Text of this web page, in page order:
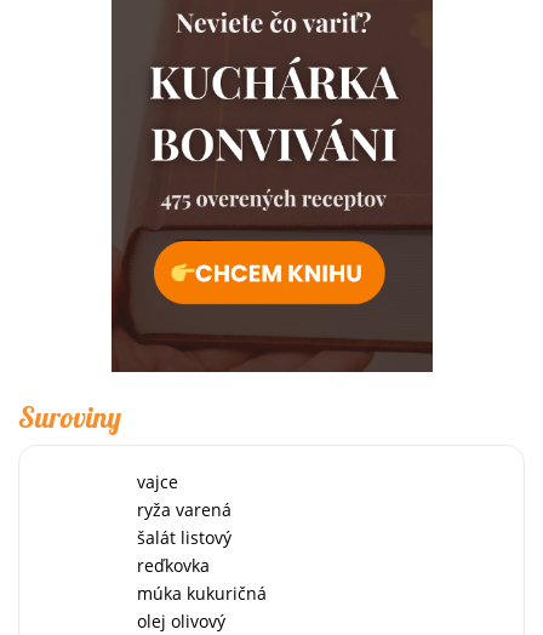
Suroviny
vajce
ryža varená
šalát listový
reďkovka
múka kukuričná
olej olivový